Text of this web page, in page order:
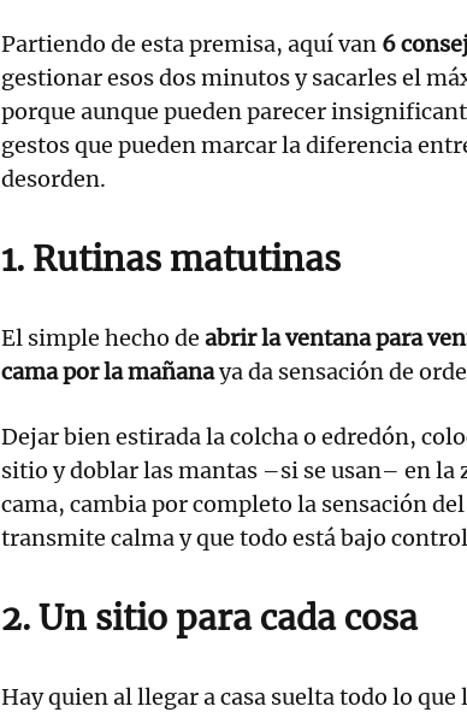
Partiendo de esta premisa, aquí van 6
gestionar esos dos minutos y sacarles el
porque aunque pueden parecer
gestos que pueden marcar la diferencia
desorden.
1. Rutinas matutinas
El simple hecho de abrir la ventana para
cama por la mañanaya da sensación de
Dejar bien estirada la colcha o edredón,
sitio y doblar las mantas –si se usan– en la
cama, cambia por completo la sensación
transmite calma y que todo está bajo
2. Un sitio para cada cosa
Hay quien al llegar a casa suelta todo lo